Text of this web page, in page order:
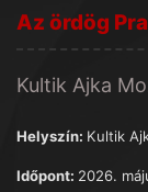
Az ördög
Kultik Ajka
Helyszín: Kultik
Időpont: 2026.